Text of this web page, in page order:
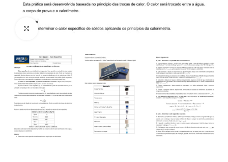
Click to enlarge